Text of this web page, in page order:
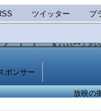
ツイッター プ
ポンサー
放映の